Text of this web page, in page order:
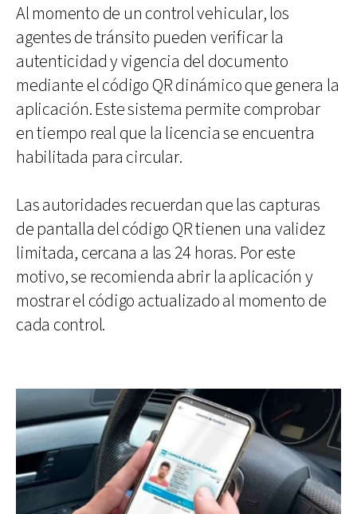
Al momento de un control vehicular, los
agentes de tránsito pueden verificar la
autenticidad y vigencia del documento
mediante el código QR dinámico que genera la
aplicación. Este sistema permite comprobar
en tiempo real que la licencia se encuentra
habilitada para circular.
Las autoridades recuerdan que las capturas
de pantalla del código QR tienen una validez
limitada, cercana a las 24 horas. Por este
motivo, se recomienda abrir la aplicación y
mostrar el código actualizado al momento de
cada control.